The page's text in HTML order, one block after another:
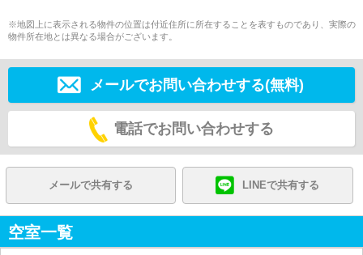
※地図上に表示される物件の位置は付近住所に所在することを表すものであり、実際の
物件所在地とは異なる場合がございます。
メールでお問い合わせする(無料)
電話でお問い合わせする
メールで共有する LINEで共有する
空室一覧